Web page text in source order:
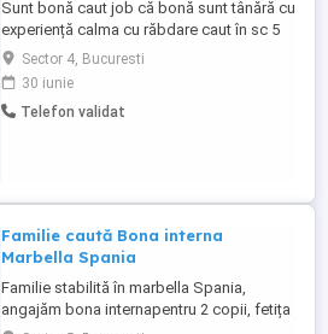
Sunt bonă caut job că bonă sunt tânără cu
experiență calma cu răbdare caut în sc 5
sau 6 program de 8 ore fac activități cu
copilul specific vârstei
Sector 4, Bucuresti
30 iunie
Telefon validat
Familie caută Bona interna
Marbella Spania
Familie stabilită în marbella Spania,
angajăm bona internapentru 2 copii, fetița